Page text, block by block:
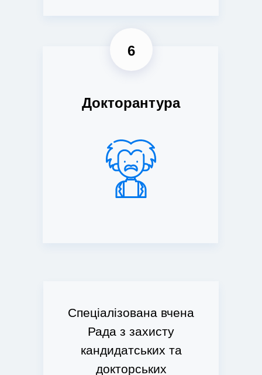
6
Докторантура
Cпеціалізована вчена
Рада з захисту
кандидатських та
докторських